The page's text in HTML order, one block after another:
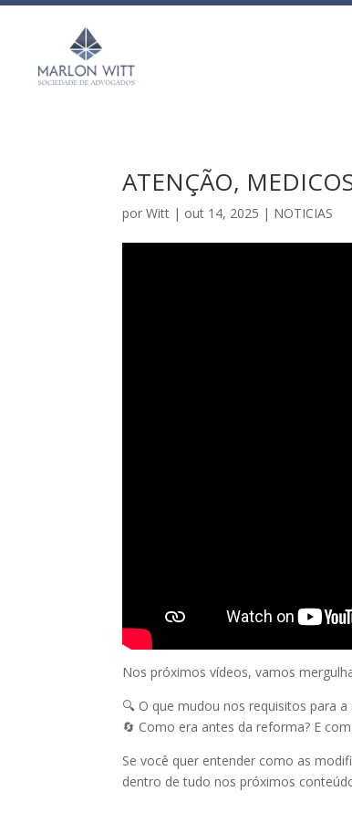
ATENÇÃO,
porWitt | out 14, 2025 | NOTICIAS
Nos próximos vídeos, vamos
🔍 O que mudou nos requisitos para
🔄 Como era antes da reforma? E
Se você quer entender como as
dentro de tudo nos próximos